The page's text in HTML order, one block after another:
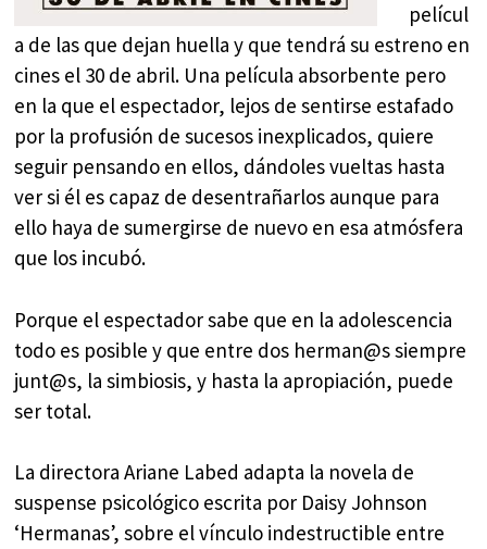
películ
a de las que dejan huella y que tendrá su estreno en
cines el 30 de abril. Una película absorbente pero
en la que el espectador, lejos de sentirse estafado
por la profusión de sucesos inexplicados, quiere
seguir pensando en ellos, dándoles vueltas hasta
ver si él es capaz de desentrañarlos aunque para
ello haya de sumergirse de nuevo en esa atmósfera
que los incubó.
Porque el espectador sabe que en la adolescencia
todo es posible y que entre dos herman@s siempre
junt@s, la simbiosis, y hasta la apropiación, puede
ser total.
La directora Ariane Labed adapta la novela de
suspense psicológico escrita por Daisy Johnson
‘Hermanas’, sobre el vínculo indestructible entre